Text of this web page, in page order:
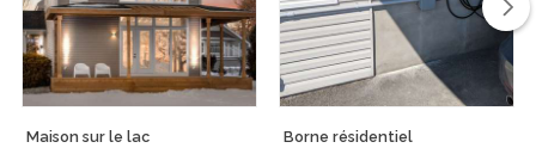
Maison sur le lac Borne résidentiel